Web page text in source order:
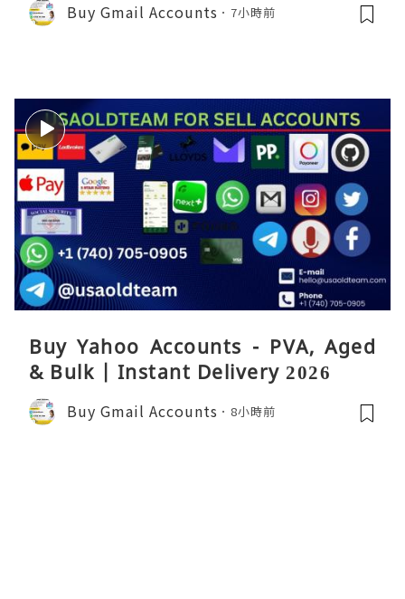
Buy Gmail Accounts 7小時前
Buy Yahoo Accounts - PVA, Aged
& Bulk | Instant Delivery 2026
Buy Gmail Accounts 8小時前